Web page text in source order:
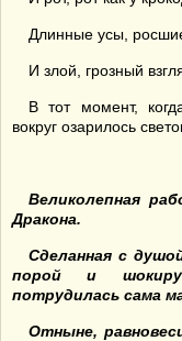
Длинные усы,
И злой, грозный
В тот момент,
вокруг озарилось
Великолепная
Дракона.
Сделанная с
порой и
потрудилась сама
Отныне,